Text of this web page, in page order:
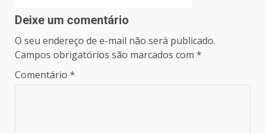
Deixe um comentário
O seu endereço de e-mail não será publicado.
Campos obrigatórios são marcados com *
Comentário *